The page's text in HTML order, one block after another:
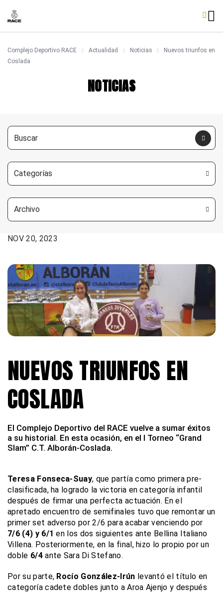
Complejo Deportivo RACE Actualidad Noticias
Nuevos triunfos en
Coslada
NOTICIAS
Categorías
Archivo
NUEVOS TRIUNFOS EN
COSLADA
El Complejo Deportivo del RACE vuelve a sumar éxitos
a su historial. En esta ocasión, en el I Torneo “Grand
Slam” C.T. Alborán-Coslada.
FECHA:
NOV 20, 2023
Teresa Fonseca-Suay, que partía como primera pre-
clasificada, ha logrado la victoria en categoría infantil
después de firmar una perfecta actuación. En el
apretado encuentro de semifinales tuvo que remontar un
primer set adverso por 2/6 para acabar venciendo por
7/6 (4) y 6/1 en los dos siguientes ante Bellina Italiano
Villena. Posteriormente, en la final, hizo lo propio por un
doble 6/4ante Sara Di Stefano.
Por su parte, Rocío González-Irún levantó el título en
categoría cadete dobles junto a Aroa Ajenjo y después